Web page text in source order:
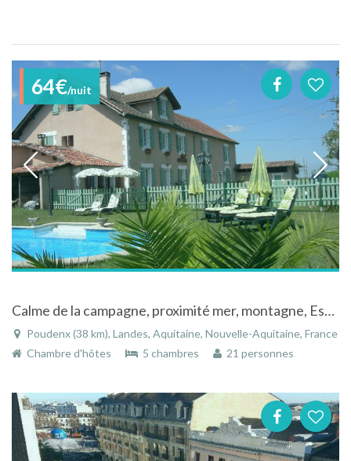
64€/nuit
Calme de la campagne, proximité mer, montagne, Espagne .Gastronomie, culture
Poudenx (38 km), Landes, Aquitaine, Nouvelle-Aquitaine, France
Chambre d'hôtes
5 chambres 21 personnes